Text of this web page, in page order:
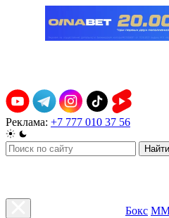
Реклама: +7 777 010 37 56
Найти
Бокс